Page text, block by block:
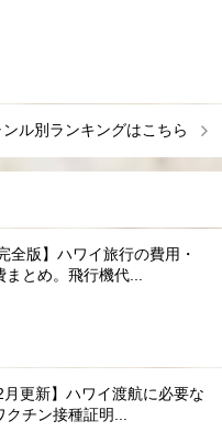
ンル別ランキングはこちら
全版】ハワイ旅行の費用・
とめ。飛行機代...
月更新】ハワイ渡航に必要な
チン接種証明...